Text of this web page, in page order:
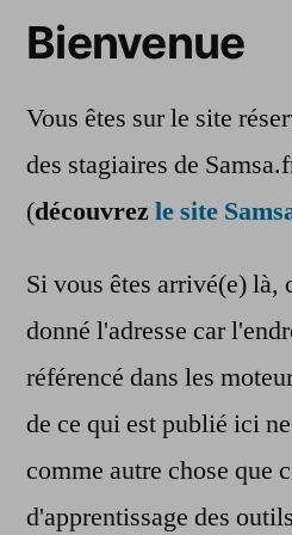
Bienvenue
Vous êtes sur le site
des stagiaires de
(découvrezle site
Si vous êtes arrivé(e) là,
donné l'adresse car
référencé dans les
de ce qui est publié ici
comme autre chose que
d'apprentissage des